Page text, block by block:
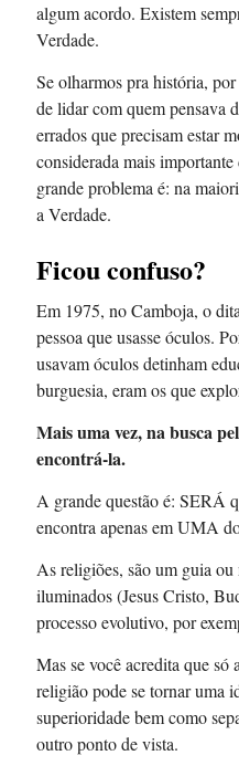
algum acordo. Existem
Verdade.
Se olharmos pra história,
de lidar com quem pensava
errados que precisam estar
considerada mais
grande problema é: na
a Verdade.
Ficou confuso?
Em 1975, no Camboja, o
pessoa que usasse óculos.
usavam óculos detinham
burguesia, eram os que
Mais uma vez, na busca
encontrá-la.
A grande questão é: SERÁ
encontra apenas em UMA
As religiões, são um guia ou
iluminados (Jesus Cristo,
processo evolutivo, por
Mas se você acredita que só
religião pode se tornar uma
superioridade bem como
outro ponto de vista.